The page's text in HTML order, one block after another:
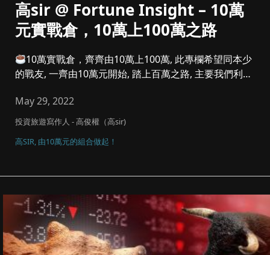
高sir @ Fortune Insight – 10萬
元實戰倉，10萬上100萬之路
10萬實戰倉，齊齊由10萬上100萬, 此專欄希望同本少
的戰友, 一齊由10萬元開始, 踏上百萬之路, 主要我們利潤
May 29, 2022
投資旅遊寫作人 - 高俊權（高sir)
高SIR, 由10萬元的組合做起！